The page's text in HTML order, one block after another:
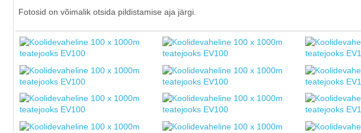
Fotosid on võimalik otsida pildistamise aja järgi.